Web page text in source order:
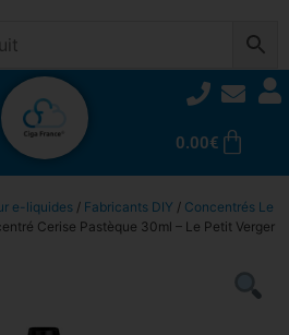
0.00€
e-liquides / Fabricants DIY / Concentrés Le
Cerise Pastèque 30ml – Le Petit Verger